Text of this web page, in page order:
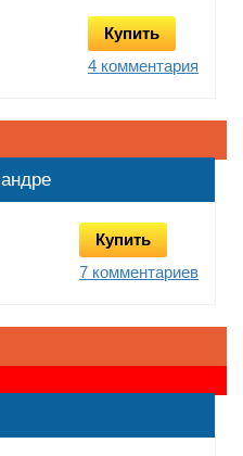
Купить
4 комментария
Купить
7 комментариев